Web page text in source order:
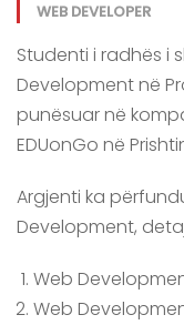
WEB DEVELOPER
Studenti i radhës i
Development në
punësuar në
EDUonGo në
Argjenti ka
Development,
Web
Web